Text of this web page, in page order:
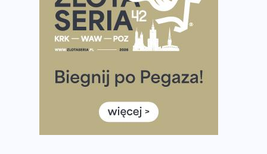
półmaratonem
Już w tę sobotę 35. Bieg Powstania Warszawskiego.
Wystartuje rekordowa liczba uczestników
poradnik przed startem
Ile razy w tygodniu biegać? 3 treningi wystarczą? Jak
często biegać, żeby robić postępy
Już w ten weekend! Przed nami Nocny Portowy